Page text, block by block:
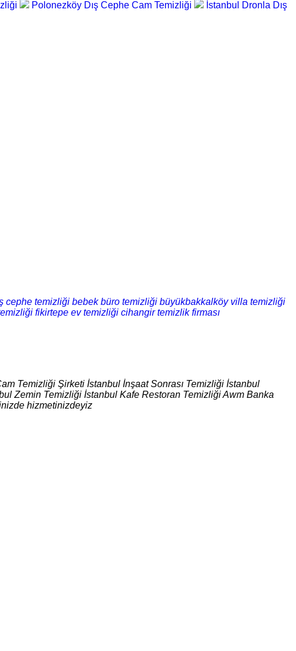
Polonezköy Dış Cephe Cam Temizliği
İstanbul Dronla Dış
cephe temizliği bebek büro temizliği büyükbakkalköy villa temizliği
fikirtepe ev temizliği cihangir temizlik firması
Temizliği Şirketi İstanbul İnşaat Sonrası Temizliği İstanbul
Zemin Temizliği İstanbul Kafe Restoran Temizliği Awm Banka
hizmetinizdeyiz